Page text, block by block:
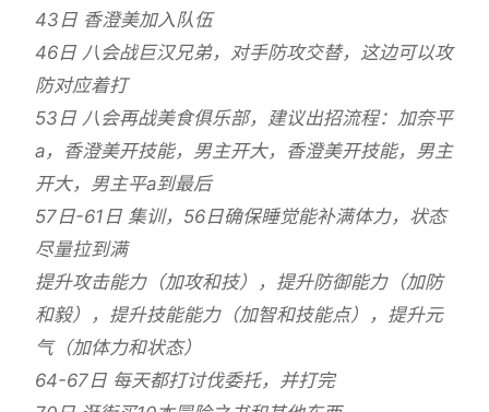
43日 香澄美加入队伍
46日 八会战巨汉兄弟，对手防攻交替，这边可以攻
防对应着打
53日 八会再战美食俱乐部，建议出招流程：加奈平
a，香澄美开技能，男主开大，香澄美开技能，男主
开大，男主平a到最后
57日-61日 集训，56日确保睡觉能补满体力，状态
尽量拉到满
提升攻击能力（加攻和技），提升防御能力（加防
和毅），提升技能能力（加智和技能点），提升元
气（加体力和状态）
64-67日 每天都打讨伐委托，并打完